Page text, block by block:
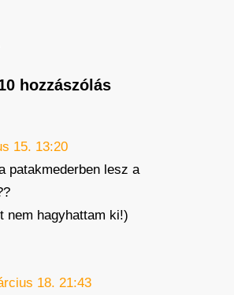
hozzászólás
15. 13:20
patakmederben lesz a
nem hagyhattam ki!)
18. 21:43